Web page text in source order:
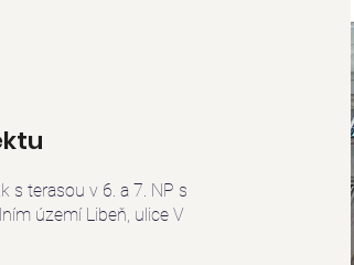
s terasou v 6. a 7. NP s
území Libeň, ulice V